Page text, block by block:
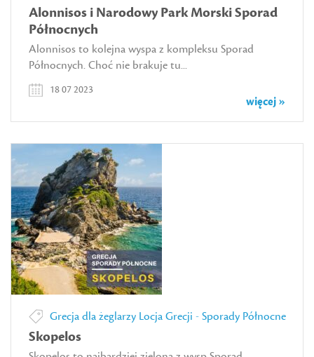
Alonnisos i Narodowy Park Morski Sporad
Północnych
Alonnisos to kolejna wyspa z kompleksu Sporad
Północnych. Choć nie brakuje tu...
więcej »
18 07 2023
Grecja dla żeglarzy Locja Grecji - Sporady Północne
Skopelos